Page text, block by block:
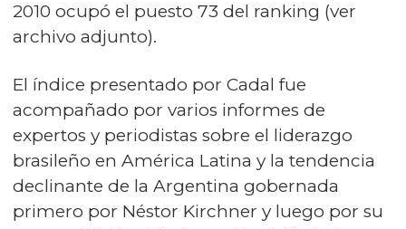
2010 ocupó el puesto 73 del ranking (ver
archivo adjunto).
El índice presentado por Cadal fue
acompañado por varios informes de
expertos y periodistas sobre el liderazgo
brasileño en América Latina y la tendencia
declinante de la Argentina gobernada
primero por Néstor Kirchner y luego por su